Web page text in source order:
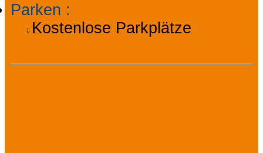
Parken :
Kostenlose Parkplätze